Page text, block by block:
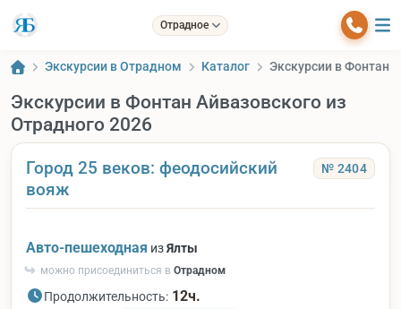
Отрадное
Экскурсии в Отрадном Каталог Экскурсии в Фонтан
Экскурсии в Фонтан Айвазовского из
Отрадного 2026
Город 25 веков: феодосийский
вояж
№ 2404
Авто-пешеходная изЯлты
можно присоединиться в Отрадном
Продолжительность: 12ч.